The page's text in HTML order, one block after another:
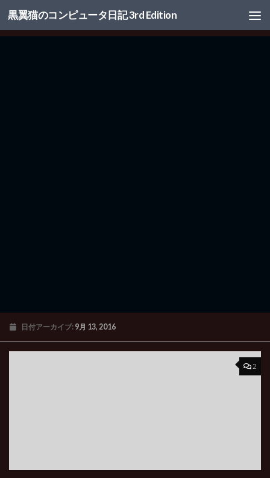
コンテンツへスキップ
黒翼猫のコンピュータ日記 3rd Edition
日付アーカイブ: 9月 13, 2016
2